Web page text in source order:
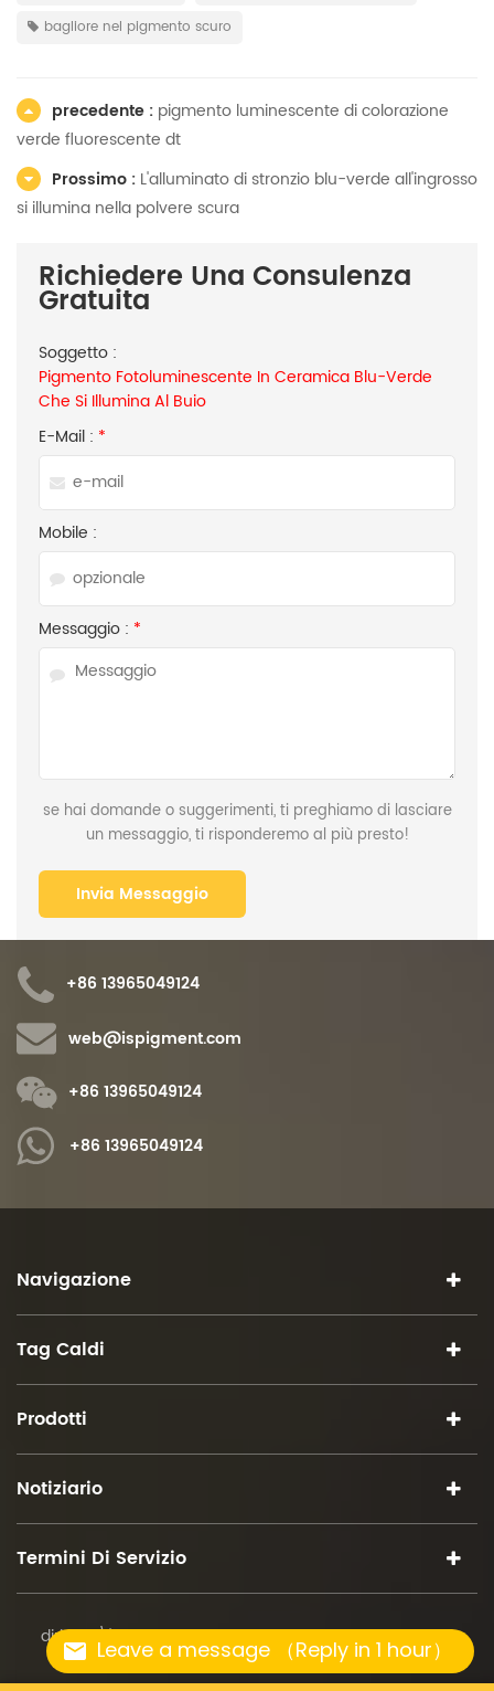
Leave a message （Reply in 1 hour）
bagliore nel pigmento scuro
precedente : pigmento luminescente di colorazione
verde fluorescente dt
Prossimo : L'alluminato di stronzio blu-verde all'ingrosso
si illumina nella polvere scura
Richiedere Una Consulenza
Gratuita
Soggetto :
Pigmento Fotoluminescente In Ceramica Blu-Verde
Che Si Illumina Al Buio
E-Mail : *
Mobile :
Messaggio : *
se hai domande o suggerimenti, ti preghiamo di lasciare
un messaggio, ti risponderemo al più presto!
+86 13965049124
web@ispigment.com
+86 13965049124
+86 13965049124
Navigazione
Tag Caldi
Prodotti
Notiziario
Termini Di Servizio
diritto d\'autore © 2026 iSuoChem.tutti i diritti riservati.